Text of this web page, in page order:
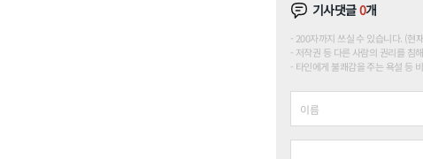
기사댓글0개
200자까지 쓰실 수 있습니다. (
저작권 등 다른 사람의 권리를 침
타인에게 불쾌감을 주는 욕설 등